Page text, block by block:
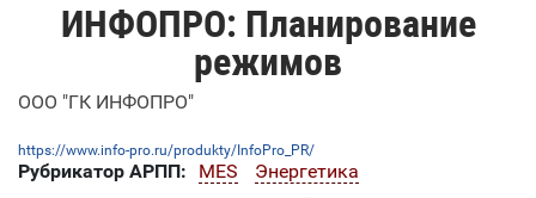
ИНФОПРО: Планирование
режимов
ООО "ГК ИНФОПРО"
https://www.info-pro.ru/produkty/InfoPro_PR/
Рубрикатор АРПП: MES
Энергетика